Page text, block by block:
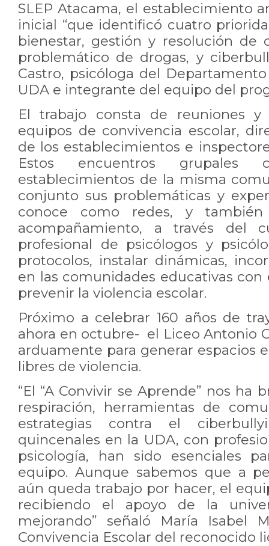
SLEP Atacama, el establecimiento
inicial “que identificó cuatro
bienestar, gestión y resolución de
problemático de drogas, y
Castro, psicóloga del
UDA e integrante del equipo del
El trabajo consta de reuniones y
equipos de convivencia escolar,
de los establecimientos e
Estos encuentros grupales
establecimientos de la misma
conjunto sus problemáticas y
conoce como redes, y
acompañamiento, a través del
profesional de psicólogos y
protocolos, instalar dinámicas,
en las comunidades educativas
prevenir la violencia escolar.
Próximo a celebrar 160 años de
ahora en octubre- el Liceo Antonio
arduamente para generar espacios
libres de violencia.
“El “A Convivir se Aprende” nos ha
respiración, herramientas de
estrategias contra el
quincenales en la UDA, con
psicología, han sido esenciales
equipo. Aunque sabemos que a
aún queda trabajo por hacer, el
recibiendo el apoyo de la
mejorando” señaló María Isabel
Convivencia Escolar del reconocido